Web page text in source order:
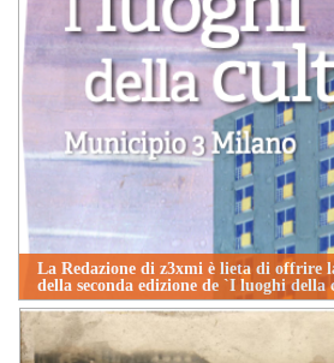
La Redazione di z3xmi è lieta di offrire
della seconda edizione de `I luoghi della